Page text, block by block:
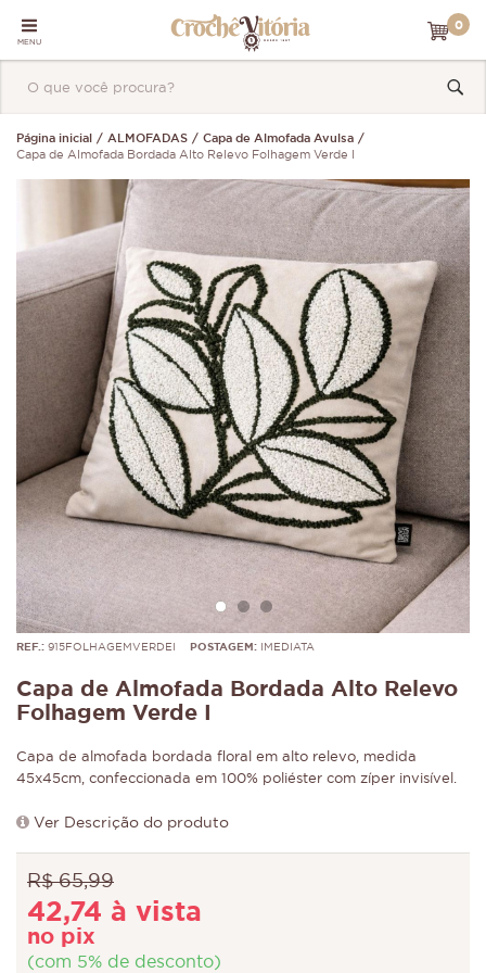
MENU
0
Página inicial ALMOFADAS
Capa de Almofada Avulsa
Capa de Almofada Bordada Alto Relevo Folhagem Verde I
REF.: 915FOLHAGEMVERDEI POSTAGEM: IMEDIATA
Capa de Almofada Bordada Alto Relevo
Folhagem Verde I
Capa de almofada bordada floral em alto relevo, medida
45x45cm, confeccionada em 100% poliéster com zíper invisível.
Ver Descrição do produto
R$ 65,99
42,74 à vista
no pix
(com 5% de desconto)